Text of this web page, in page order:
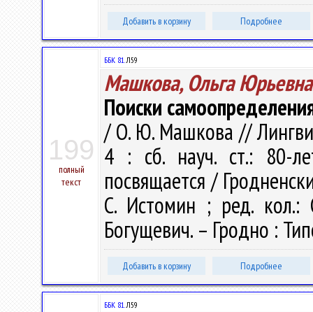
Добавить в корзину Подробнее
199
полный
текст
ББК 81.Л59
Машкова, Ольга Юрьевна
Поиски
/ О. Ю. Машкова //
4 : сб. науч. ст.: 80-
посвящается /
С. Истомин ; ред.
Богущевич. – Гродно :
Добавить в корзину Подробнее
ББК 81.Л59